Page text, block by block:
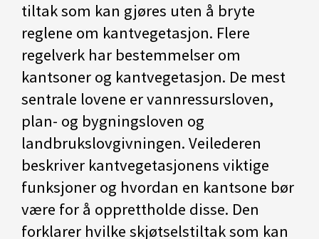
tiltak som kan gjøres uten å bryte
reglene om kantvegetasjon. Flere
regelverk har bestemmelser om
kantsoner og kantvegetasjon. De mest
sentrale lovene er vannressursloven,
plan- og bygningsloven og
landbrukslovgivningen. Veilederen
beskriver kantvegetasjonens viktige
funksjoner og hvordan en kantsone bør
være for å opprettholde disse. Den
forklarer hvilke skjøtselstiltak som kan